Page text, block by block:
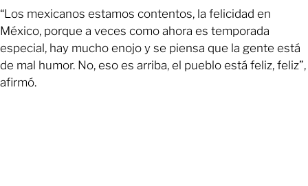
“Los mexicanos estamos contentos, la felicidad en
México, porque a veces como ahora es temporada
especial, hay mucho enojo y se piensa que la gente está
de mal humor. No, eso es arriba, el pueblo está feliz, feliz”,
afirmó.